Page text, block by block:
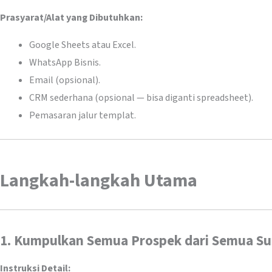
Prasyarat/Alat yang Dibutuhkan:
Google Sheets atau Excel.
WhatsApp Bisnis.
Email (opsional).
CRM sederhana (opsional — bisa diganti spreadsheet).
Pemasaran jalur templat.
Langkah-langkah Utama
1. Kumpulkan Semua Prospek dari Semua
Instruksi Detail: